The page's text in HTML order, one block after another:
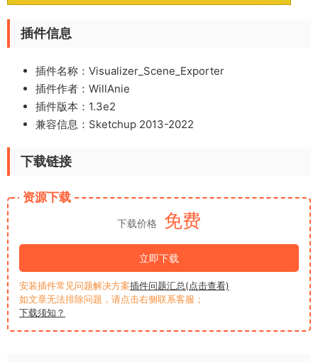
插件信息
插件名称：Visualizer_Scene_Exporter
插件作者：WillAnie
插件版本：1.3e2
兼容信息：Sketchup 2013-2022
下载链接
资源下载
下载价格 免费
立即下载
安装插件常见问题解决方案插件问题汇总(点击查看)
如文章无法排除问题，请点击右侧联系客服；
下载须知？